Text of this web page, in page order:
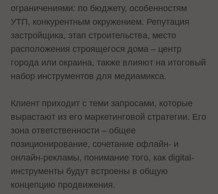
ограничениями: по бюджету, особенностям
УТП, конкурентным окружением. Репутация
застройщика, этап строительства, место
расположения строящегося дома – центр
города или окраина, также влияют на итоговый
набор инструментов для медиамикса.
Клиент приходит с теми запросами, которые
вырастают из его маркетинговой стратегии. Его
зона ответственности – общее
позиционирование, сочетание офлайн- и
онлайн-рекламы, понимание того, как digital-
инструменты будут встроены в общую
концепцию продвижения.